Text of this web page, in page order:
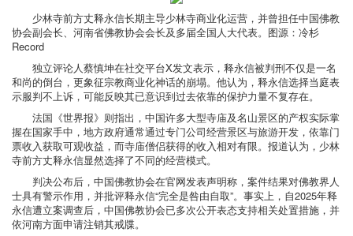
少林寺前方丈释永信长期主导少林寺商业化运营，并曾担任中国佛教
协会副会长、河南省佛教协会会长及多届全国人大代表。图源：冷杉
Record
独立评论人蔡慎坤在社交平台X发文表示，释永信被判刑不仅是一名
和尚的倒台，更象征宗教商业化神话的崩塌。他认为，释永信选择当庭表
示服判不上诉，可能反映其已意识到过去依靠的保护力量不复存在。
法国《世界报》则指出，中国许多大型寺庙及名山景区的产权实际掌
握在国家手中，地方政府通常通过专门公司经营景区与旅游开发，依靠门
票收入获取可观收益，而寺庙僧侣获得的收入相对有限。报道认为，少林
寺前方丈释永信显然选择了不同的经营模式。
判决公布后，中国佛教协会在官网发表声明称，案件结果对佛教界人
士具有警示作用，并批评释永信“完全是咎由自取”。事实上，自2025年释
永信遭立案调查后，中国佛教协会已多次公开表态支持相关处置措施，并
依河南方面申请注销其戒牒。